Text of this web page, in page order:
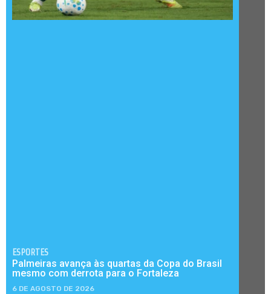
ESPORTES
Palmeiras avança às quartas da Copa do Brasil
mesmo com derrota para o Fortaleza
6 DE AGOSTO DE 2026